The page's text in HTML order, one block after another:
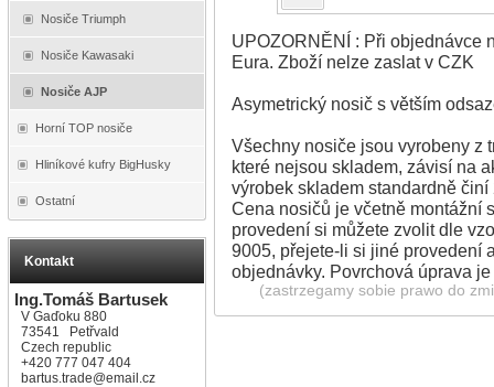
Nosiče Triumph
Nosiče Kawasaki
Nosiče AJP
Horní TOP nosiče
Hliníkové kufry BigHusky
Ostatní
Kontakt
Ing.Tomáš Bartusek
V Gaďoku 880
73541 Petřvald
Czech republic
+420 777 047 404
bartus.trade@email.cz
UPOZORNĚNÍ : Při objednávce
Eura. Zboží nelze zaslat v CZK
Asymetrický nosič s větším
Všechny nosiče jsou vyrobeny z
které nejsou skladem, závisí na
výrobek skladem standardně
Cena nosičů je včetně montážní
provedení si můžete zvolit dle
9005, přejete-li si jiné provedení
objednávky. Povrchová úprava
(zastrzegamy sobie prawo do